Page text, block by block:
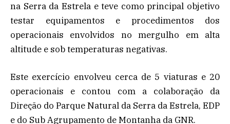
na Serra da Estrela e teve como principal objetivo
testar equipamentos e procedimentos dos
operacionais envolvidos no mergulho em alta
altitude e sob temperaturas negativas.
Este exercício envolveu cerca de 5 viaturas e 20
operacionais e contou com a colaboração da
Direção do Parque Natural da Serra da Estrela, EDP
e do Sub Agrupamento de Montanha da GNR.